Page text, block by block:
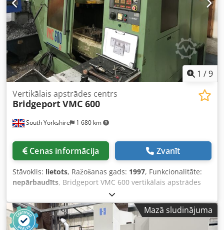
kā arī tajā ir 30 instrumentu vietas. Ja jūs meklējat augstas
kvalitātes apstrādes iespējas, apsveriet iespēju iegādāties
mūsu piedāvāto vertikālo apstrādes centru Bridgeport VMC
800/30. Sazinieties ar mums, lai uzzinātu vairāk. • 4. un 5.
ass saskarne Jones & Shipman rotācijas galdam Technical
Specification Dsdjzf I Udepfx Apmsck Taper Size BT 40
1 /9
South Yorkshire 1 680 km
Vertikālais apstrādes centrs
BridgeportVMC 600
Cenas informācija Zvanīt
Stāvoklis: lietots, Ražošanas gads: 1997, Funkcionalitāte:
nepārbaudīts, Bridgeport VMC 600 vertikālais apstrādes
centrs Ražošanas gads (1997) Dcodpfozmaf Rsx Apmok
aprīkots ar GE Fanuc Series O-M vadības sistēmu, 22
instrumentu maiņas pozīcijām un Cromar skaidu
konveijeru.
Mazā sludinājuma